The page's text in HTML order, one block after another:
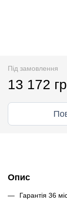
Під замовлення
13 172
Опис
Гарантія 36